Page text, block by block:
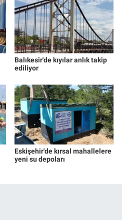
Balıkesir'de kıyılar anlık takip
ediliyor
Eskişehir'de kırsal mahallelere
yeni su depoları